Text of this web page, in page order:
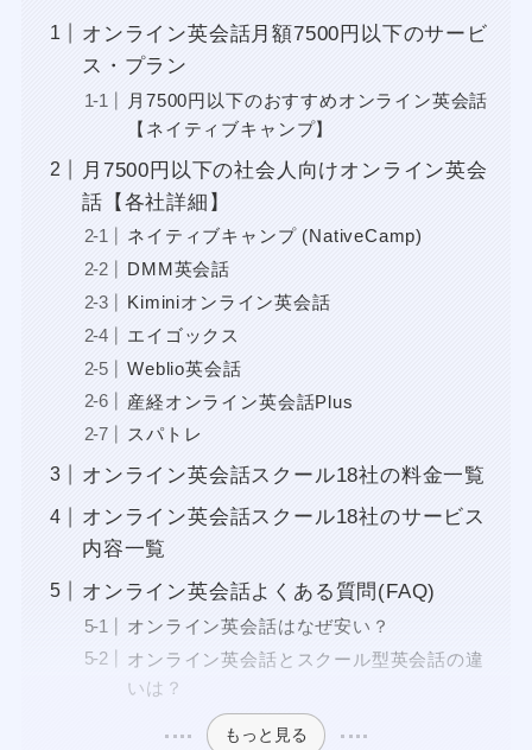
オンライン英会話月額7500円以下のサービ
ス・プラン
月7500円以下のおすすめオンライン英会話
【ネイティブキャンプ】
月7500円以下の社会人向けオンライン英会
話【各社詳細】
ネイティブキャンプ (NativeCamp)
DMM英会話
Kiminiオンライン英会話
エイゴックス
Weblio英会話
産経オンライン英会話Plus
スパトレ
オンライン英会話スクール18社の料金一覧
オンライン英会話スクール18社のサービス
内容一覧
オンライン英会話よくある質問(FAQ)
オンライン英会話はなぜ安い？
オンライン英会話とスクール型英会話の違
いは？
もっと見る